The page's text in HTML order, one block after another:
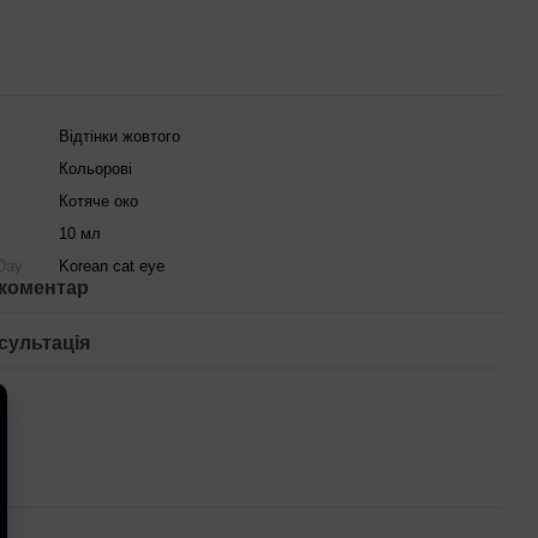
Відтінки жовтого
Кольорові
Котяче око
10 мл
Korean cat eye